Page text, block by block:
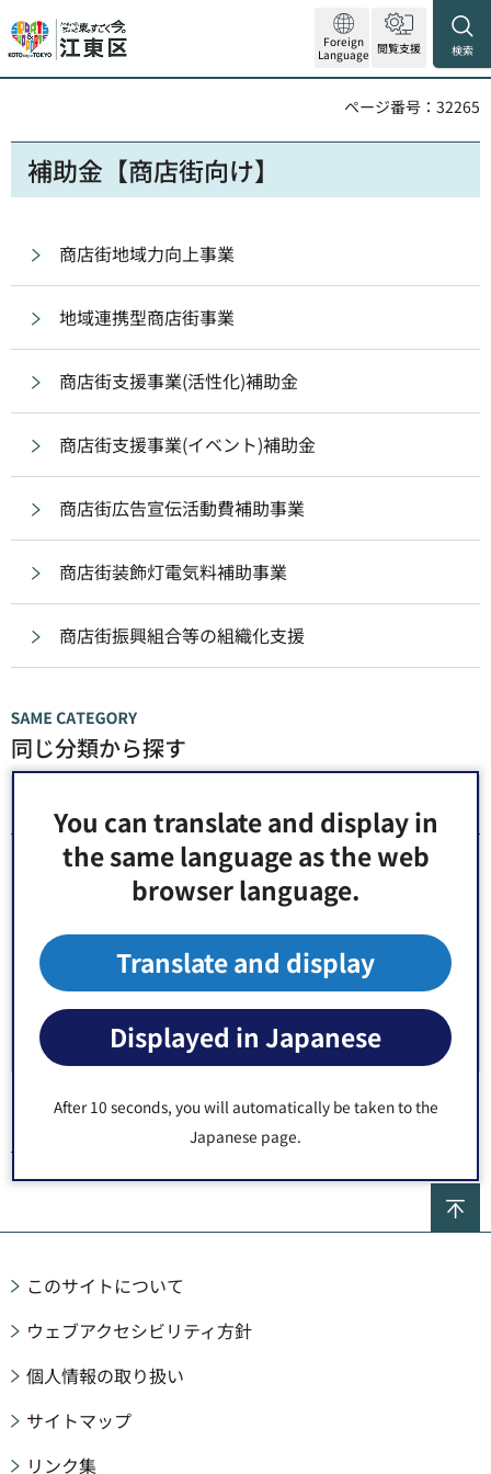
You can translate and display in
the same language as the web
browser language.
Translate and display
Displayed in Japanese
After 10 seconds, you will automatically be taken to the
Japanese page.
Foreign
Language 閲覧支援 検索
ページ番号：32265
補助金【商店街向け】
商店街地域力向上事業
地域連携型商店街事業
商店街支援事業(活性化)補助金
商店街支援事業(イベント)補助金
商店街広告宣伝活動費補助事業
商店街装飾灯電気料補助事業
商店街振興組合等の組織化支援
同じ分類から探す
商業振興
補助金【商店街向け】
補助金【店舗向け】
産業・しごと>商業 > 補助金【商店街向け】
このサイトについて
ウェブアクセシビリティ方針
個人情報の取り扱い
サイトマップ
リンク集